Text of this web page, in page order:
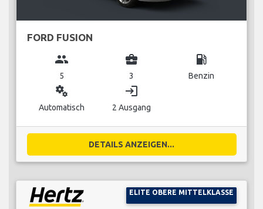
FORD FUSION
group
5
business_center
3
local_gas_station
Benzin
miscellaneous_services
Automatisch
login
2 Ausgang
DETAILS ANZEIGEN...
ELITE OBERE MITTELKLASSE